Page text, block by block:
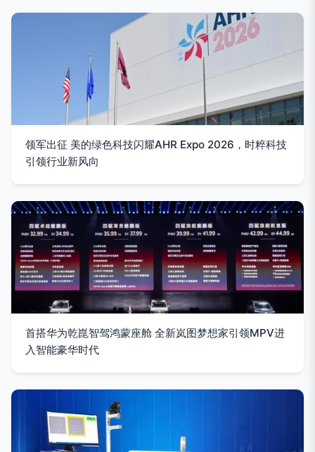
领军出征 美的绿色科技闪耀AHR Expo 2026，时粹科技
引领行业新风向
首搭华为乾崑智驾鸿蒙座舱 全新岚图梦想家引领MPV进
入智能豪华时代